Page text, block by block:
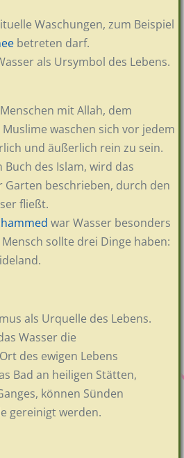
Waschungen, zum Beispiel
betreten darf.
als Ursymbol des Lebens.
mit Allah, dem
waschen sich vor jedem
und äußerlich rein zu sein.
des Islam, wird das
Garten beschrieben, durch den
fließt.
war Wasser besonders
sollte drei Dinge haben:
als Urquelle des Lebens.
Wasser die
des ewigen Lebens
Bad an heiligen Stätten,
können Sünden
gereinigt werden.